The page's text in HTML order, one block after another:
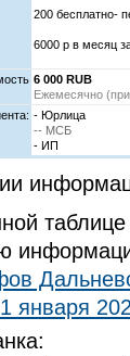
200 бесплатно-
6000 р в месяц
6 000 RUB
Ежемесячно
- Юрлица
-- МСБ
- ИП
января